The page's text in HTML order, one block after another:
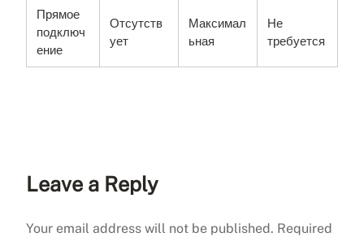
Прямое
подключ
ение
Отсутств
ует
Максимал
ьная
Не
требуется
Leave a Reply
Your email address will not be published. Required